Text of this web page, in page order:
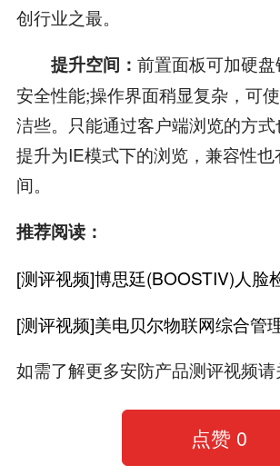
创行业之最。
提升空间： 前置面板可加硬
安全性能;操作界面稍显复杂，可
洁些。只能通过客户端浏览的方
提升为IE模式下的浏览，兼容性
间。
推荐阅读：
[测评视频]博思廷(BOOSTIV)人脸
[测评视频]美电贝尔物联网综合管
如需了解更多安防产品测评视频请
点赞 0